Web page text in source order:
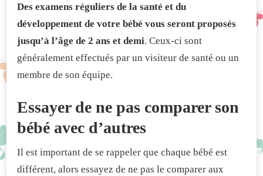
Des examens réguliers de la santé et du
développement de votre bébé vous seront proposés
jusqu’à l’âge de 2 ans et demi. Ceux-ci sont
généralement effectués par un visiteur de santé ou un
membre de son équipe.
Essayer de ne pas comparer son
bébé avec d’autres
Il est important de se rappeler que chaque bébé est
différent, alors essayez de ne pas le comparer aux